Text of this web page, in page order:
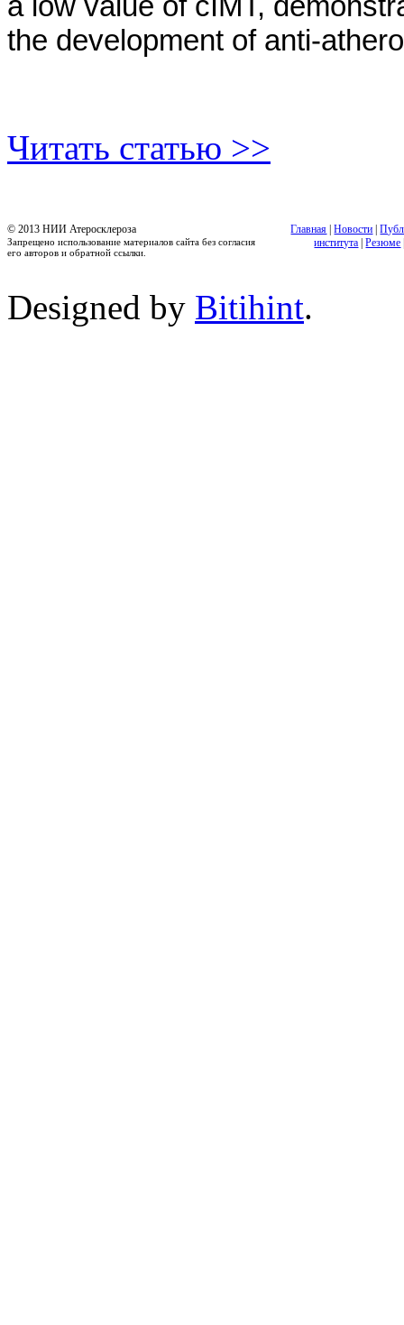
the development of anti-
Читать статью >>
© 2013 НИИ Атеросклероза
Запрещено использование материалов сайта без согласия
его авторов и обратной ссылки.
Главная |Новости |
института |Резюме
Designed by Bitihint.